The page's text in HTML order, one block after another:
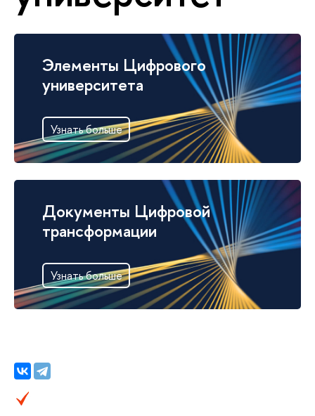
Элементы Цифрового
университета
Узнать больше
Документы Цифровой
трансформации
Узнать больше